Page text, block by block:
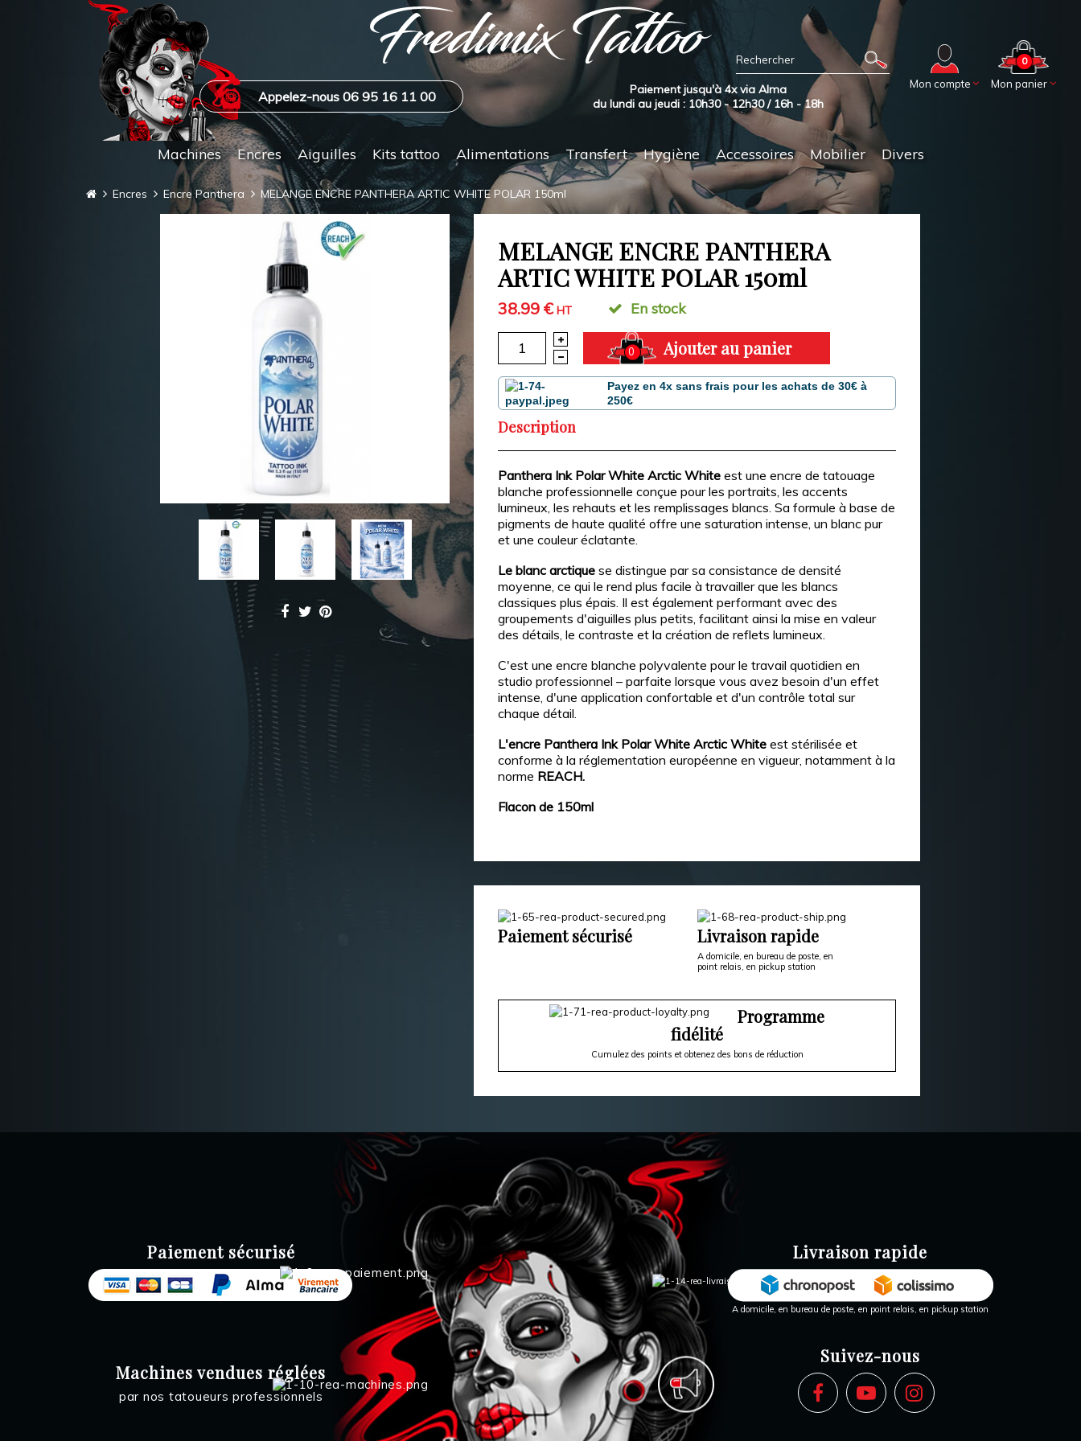
Mon panier
0
Mon compte
Appelez-nous 06 95 16 11 00
Paiement jusqu'à 4x via Alma
du lundi au jeudi : 10h30 - 12h30 / 16h - 18h
Machines Encres Aiguilles Kits tattoo Alimentations Transfert Hygiène Accessoires Mobilier Divers
Encres Encre Panthera MELANGE ENCRE PANTHERA ARTIC WHITE POLAR 150ml
MELANGE ENCRE PANTHERA
ARTIC WHITE POLAR 150ml
38.99 €HT En stock
0 Ajouter au panier
Payez en 4x sans frais pour les achats de 30€ à
250€
Description
Panthera Ink Polar White Arctic White est une encre de tatouage
blanche professionnelle conçue pour les portraits, les accents
lumineux, les rehauts et les remplissages blancs. Sa formule à base de
pigments de haute qualité offre une saturation intense, un blanc pur
et une couleur éclatante.
Le blanc arctique se distingue par sa consistance de densité
moyenne, ce qui le rend plus facile à travailler que les blancs
classiques plus épais. Il est également performant avec des
groupements d'aiguilles plus petits, facilitant ainsi la mise en valeur
des détails, le contraste et la création de reflets lumineux.
C'est une encre blanche polyvalente pour le travail quotidien en
studio professionnel – parfaite lorsque vous avez besoin d'un effet
intense, d'une application confortable et d'un contrôle total sur
chaque détail.
L'encre Panthera Ink Polar White Arctic White est stérilisée et
conforme à la réglementation européenne en vigueur, notamment à la
norme REACH.
Flacon de 150ml
Paiement sécurisé Livraison rapide
A domicile, en bureau de poste, en
point relais, en pickup station
Programme
fidélité
Cumulez des points et obtenez des bons de réduction
Paiement sécurisé
Machines vendues réglées
par nos tatoueurs professionnels
Livraison rapide
A domicile, en bureau de poste, en point relais, en pickup station
Suivez-nous